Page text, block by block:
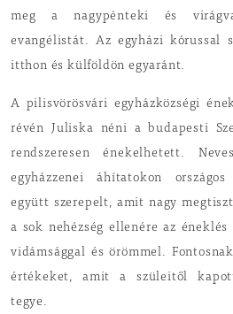
meg a nagypénteki és
evangélistát. Az egyházi kórussal
itthon és külföldön egyaránt.
A pilisvörösvári egyházközségi
révén Juliska néni a budapesti
rendszeresen énekelhetett.
egyházzenei áhítatokon
együtt szerepelt, amit nagy
a sok nehézség ellenére az
vidámsággal és örömmel.
értékeket, amit a szüleitől
tegye.